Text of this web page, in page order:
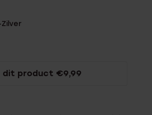
dit product €9,99